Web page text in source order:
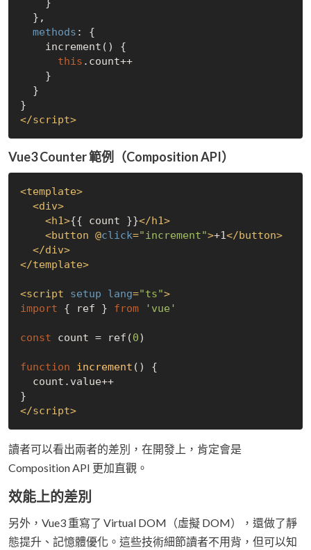
methods : {
this .count++
</script>
Vue3 Counter 範例（Composition API）
<template>
<div>
<h1>{{ count }}</h1>
<button @click="increment">+1</button>
</div>
</template>
<script setup lang="ts">
import { ref } from 'vue'
const count = ref(0)
function increment ( ) {
</script>
讀者可以看出兩者的差別，在開發上，肯定會是
Composition API 更加直觀。
效能上的差別
另外，Vue3 重寫了 Virtual DOM（虛擬 DOM），還做了靜
態提升、記憶體優化。這些技術細節讀者不用背，但可以知